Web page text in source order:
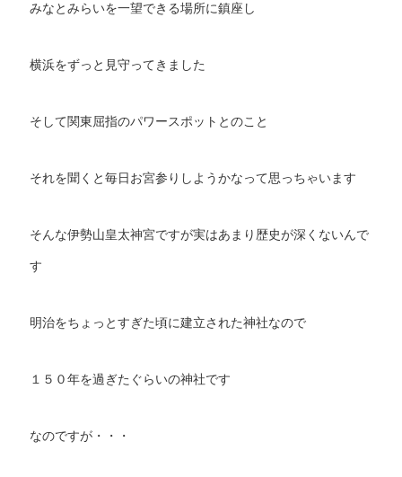
みなとみらいを一望できる場所に鎮座し
横浜をずっと見守ってきました
そして関東屈指のパワースポットとのこと
それを聞くと毎日お宮参りしようかなって思っちゃいます
そんな伊勢山皇太神宮ですが実はあまり歴史が深くないんで
す
明治をちょっとすぎた頃に建立された神社なので
１５０年を過ぎたぐらいの神社です
なのですが・・・